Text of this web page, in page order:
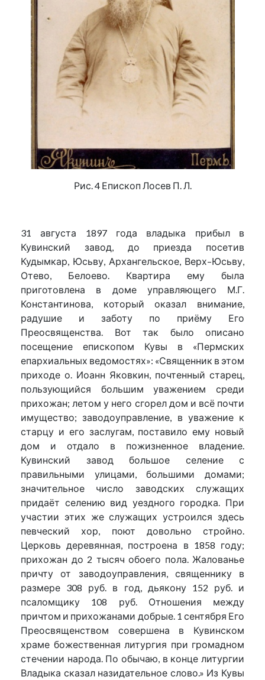
Рис. 4 Епископ Лосев П. Л.
31 августа 1897 года владыка прибыл в
Кувинский завод, до приезда посетив
Кудымкар, Юсьву, Архангельское, Верх–Юсьву,
Отево, Белоево. Квартира ему была
приготовлена в доме управляющего М.Г.
Константинова, который оказал внимание,
радушие и заботу по приёму Его
Преосвященства. Вот так было описано
посещение епископом Кувы в «Пермских
епархиальных ведомостях»: «Священник в этом
приходе о. Иоанн Яковкин, почтенный старец,
пользующийся большим уважением среди
прихожан; летом у него сгорел дом и всё почти
имущество; заводоуправление, в уважение к
старцу и его заслугам, поставило ему новый
дом и отдало в пожизненное владение.
Кувинский завод большое селение с
правильными улицами, большими домами;
значительное число заводских служащих
придаёт селению вид уездного городка. При
участии этих же служащих устроился здесь
певческий хор, поют довольно стройно.
Церковь деревянная, построена в 1858 году;
прихожан до 2 тысяч обоего пола. Жалованье
причту от заводоуправления, священнику в
размере 308 руб. в год, дьякону 152 руб. и
псаломщику 108 руб. Отношения между
причтом и прихожанами добрые. 1 сентября Его
Преосвященством совершена в Кувинском
храме божественная литургия при громадном
стечении народа. По обычаю, в конце литургии
Владыка сказал назидательное слово.» Из Кувы